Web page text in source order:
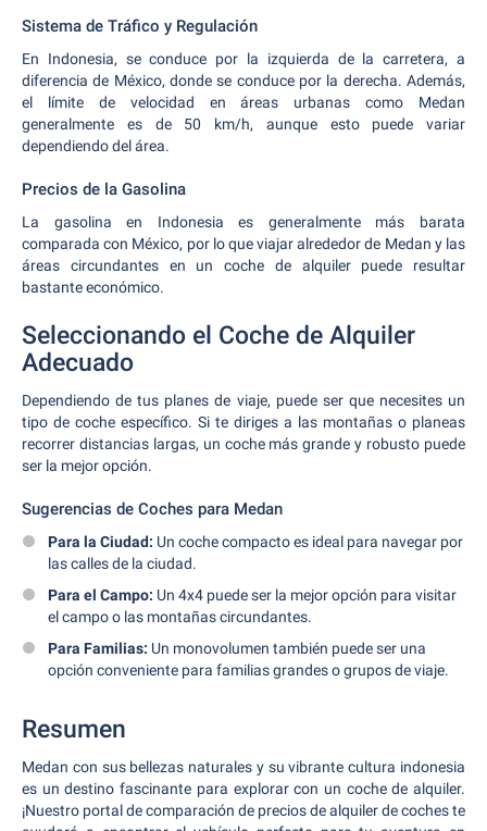
Sistema de Tráfico y Regulación
En Indonesia, se conduce por la izquierda de la carretera, a
diferencia de México, donde se conduce por la derecha. Además,
el límite de velocidad en áreas urbanas como Medan
generalmente es de 50 km/h, aunque esto puede variar
dependiendo del área.
Precios de la Gasolina
La gasolina en Indonesia es generalmente más barata
comparada con México, por lo que viajar alrededor de Medan y las
áreas circundantes en un coche de alquiler puede resultar
bastante económico.
Seleccionando el Coche de Alquiler
Adecuado
Dependiendo de tus planes de viaje, puede ser que necesites un
tipo de coche específico. Si te diriges a las montañas o planeas
recorrer distancias largas, un coche más grande y robusto puede
ser la mejor opción.
Sugerencias de Coches para Medan
Para la Ciudad: Un coche compacto es ideal para navegar por
las calles de la ciudad.
Para el Campo: Un 4x4 puede ser la mejor opción para visitar
el campo o las montañas circundantes.
Para Familias: Un monovolumen también puede ser una
opción conveniente para familias grandes o grupos de viaje.
Resumen
Medan con sus bellezas naturales y su vibrante cultura indonesia
es un destino fascinante para explorar con un coche de alquiler.
¡Nuestro portal de comparación de precios de alquiler de coches te